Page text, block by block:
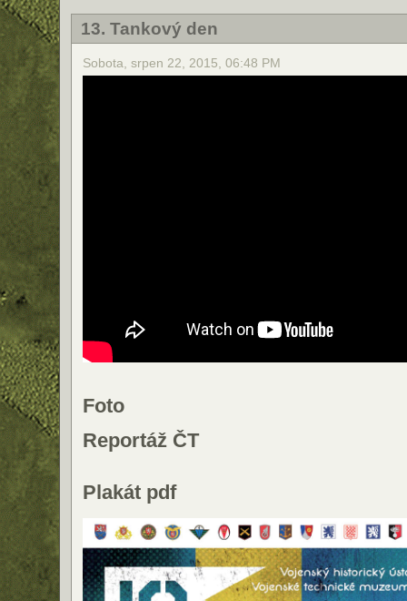
13. Tankový den
Sobota, srpen 22, 2015, 06:48 PM
Foto
Reportáž ČT
Plakát pdf